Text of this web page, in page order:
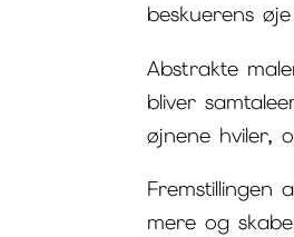
beskuerens
Abstrakte
bliver
øjnene hviler,
mere og